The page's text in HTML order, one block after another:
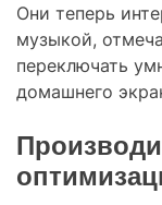
Они теперь
музыкой,
переключать
домашнего